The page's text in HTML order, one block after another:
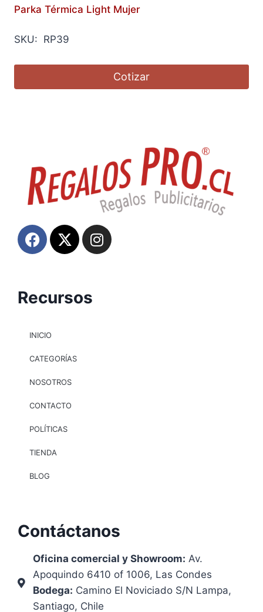
Parka Térmica Light Mujer
SKU: RP39
Cotizar
Contáctanos
Oficina comercial y Showroom: Av.
Apoquindo 6410 of 1006, Las Condes
Bodega: Camino El Noviciado S/N Lampa,
Santiago, Chile
Recursos
INICIO
CATEGORÍAS
NOSOTROS
CONTACTO
POLÍTICAS
TIENDA
BLOG